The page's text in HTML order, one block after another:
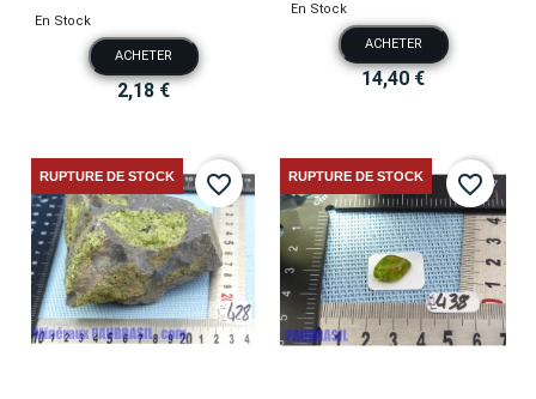
En Stock
ACHETER
2,18 €
En Stock
ACHETER
14,40 €
RUPTURE DE STOCK favorite_border RUPTURE DE STOCK favorite_border